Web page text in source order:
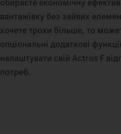
обираєте економічну
вантажівку без зайвих
хочете трохи більше, то
опціональні додаткові
налаштувати свій Actros F
потреб.